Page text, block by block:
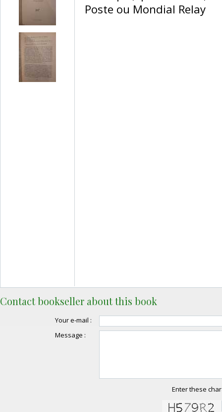
Poste ou Mondial Relay‎
Contact bookseller about this book
Your e-mail :
Message :
Enter these